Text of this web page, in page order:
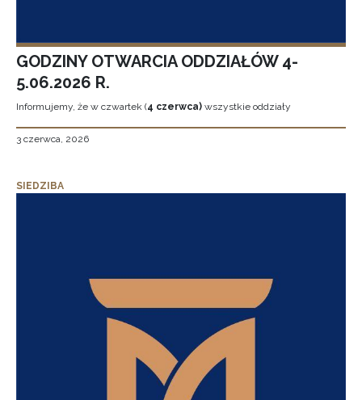
GODZINY OTWARCIA ODDZIAŁÓW 4-
5.06.2026 R.
Informujemy, że w czwartek (4 czerwca) wszystkie oddziały
3 czerwca, 2026
SIEDZIBA